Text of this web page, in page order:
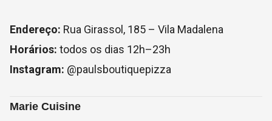
Endereço: Rua Girassol, 185 – Vila Madalena
Horários: todos os dias 12h–23h
Instagram: @paulsboutiquepizza
Marie Cuisine